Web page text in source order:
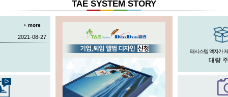
TAE SYSTEM STORY
+ more
2021-08-27
태시스템 액자가
대량